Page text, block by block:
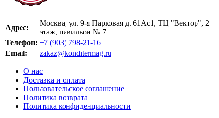
Адрес:
Москва, ул. 9-я Парковая д. 61Ас1, ТЦ "Вектор", 2
этаж, павильон № 7
Телефон: +7 (903) 798-21-16
Email:
zakaz@konditermag.ru
О нас
Доставка и оплата
Пользовательское соглашение
Политика возврата
Политика конфиденциальности